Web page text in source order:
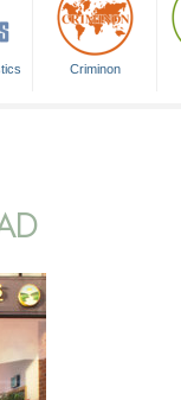
Criminon